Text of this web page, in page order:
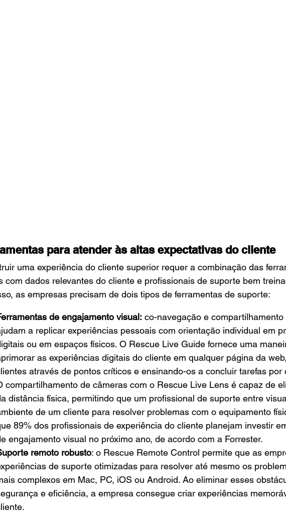
para atender às altas expectativas do cliente
uma experiência do cliente superior requer a combinação das
com dados relevantes do cliente e profissionais de suporte bem
as empresas precisam de dois tipos de ferramentas de suporte:
de engajamento visual: co-navegação e
a replicar experiências pessoais com orientação individual em
ou em espaços físicos. O Rescue Live Guide fornece uma
as experiências digitais do cliente em qualquer página da
através de pontos críticos e ensinando-os a concluir tarefas
compartilhamento de câmeras com o Rescue Live Lens é capaz de
distância física, permitindo que um profissional de suporte entre
de um cliente para resolver problemas com o equipamento
89% dos profissionais de experiência do cliente planejam investir
engajamento visual no próximo ano, de acordo com a Forrester.
remoto robusto: o Rescue Remote Control permite que as
de suporte otimizadas para resolver até mesmo os
complexos em Mac, PC, iOS ou Android. Ao eliminar esses
e eficiência, a empresa consegue criar experiências